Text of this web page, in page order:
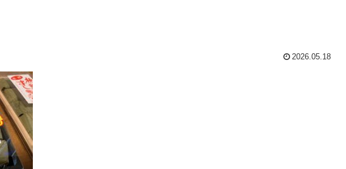
2026.05.18